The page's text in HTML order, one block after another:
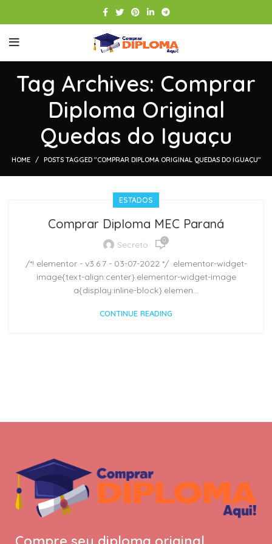
Tag Archives: Comprar
Diploma Original
Quedas do Iguaçu
HOME POSTS TAGGED "COMPRAR DIPLOMA ORIGINAL QUEDAS DO IGUAÇU"
ESTADOS
Comprar Diploma MEC Paraná
Secreto 0
/*! elementor - v3.6.7 - 03-07-2022 */ .elementor-widget-
image{text-align:center}.elementor-widget-image
a{display:inline-block}.elemen...
CONTINUE READING